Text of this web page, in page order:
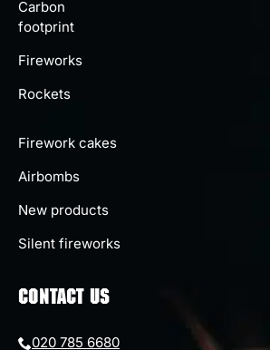
Carbon
footprint
Fireworks
Rockets
Firework cakes
Airbombs
New products
Silent fireworks
CONTACT US
020 785 6680